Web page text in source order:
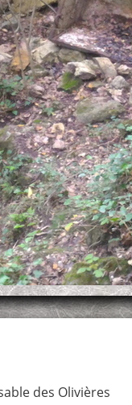
des Olivières